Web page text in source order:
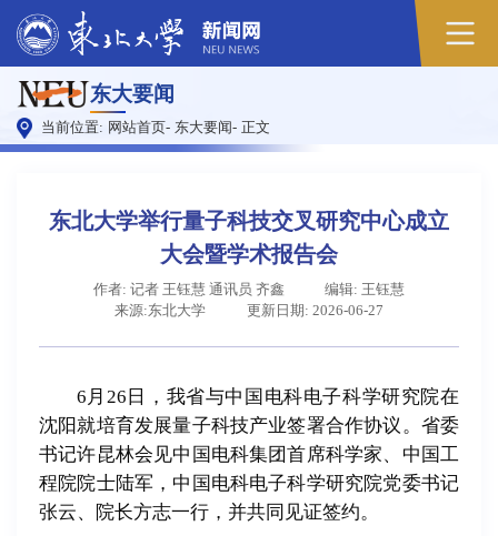
东大要闻
当前位置: 网站首页- 东大要闻- 正文
东北大学举行量子科技交叉研究中心成立
大会暨学术报告会
作者: 记者 王钰慧 通讯员 齐鑫
编辑: 王钰慧
来源:东北大学
更新日期: 2026-06-27
6月26日，我省与中国电科电子科学研究院在
沈阳就培育发展量子科技产业签署合作协议。省委
书记许昆林会见中国电科集团首席科学家、中国工
程院院士陆军，中国电科电子科学研究院党委书记
张云、院长方志一行，并共同见证签约。
原